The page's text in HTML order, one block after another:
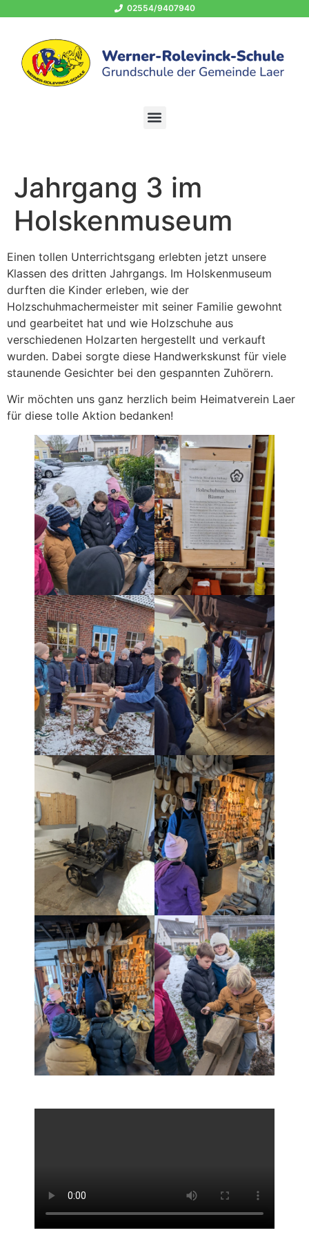
02554/9407940
Jahrgang 3 im
Holskenmuseum
Einen tollen Unterrichtsgang erlebten jetzt unsere
Klassen des dritten Jahrgangs. Im Holskenmuseum
durften die Kinder erleben, wie der
Holzschuhmachermeister mit seiner Familie gewohnt
und gearbeitet hat und wie Holzschuhe aus
verschiedenen Holzarten hergestellt und verkauft
wurden. Dabei sorgte diese Handwerkskunst für viele
staunende Gesichter bei den gespannten Zuhörern.
Wir möchten uns ganz herzlich beim Heimatverein Laer
für diese tolle Aktion bedanken!